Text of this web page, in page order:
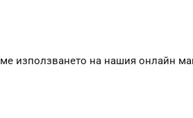
използването на нашия онлайн